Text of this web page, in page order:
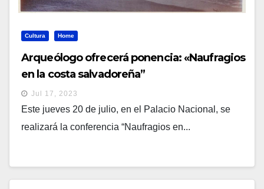
Cultura Home
Arqueólogo ofrecerá ponencia: «Naufragios
en la costa salvadoreña”
Jul 17, 2023
Este jueves 20 de julio, en el Palacio Nacional, se
realizará la conferencia “Naufragios en...